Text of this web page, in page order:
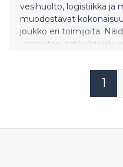
vesihuolto, logistiikka ja
muodostavat
joukko eri toimijoita.
varmistaa, että
tehtävä. Yksittäinen
varmistaa omat
1